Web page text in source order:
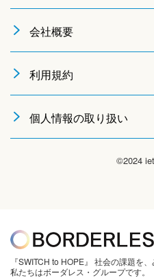
会社概要
利用規約
個人情報の取り扱い
©2024
『SWITCH to HOPE』 社会の課題を
私たちはボーダレス・グループです。